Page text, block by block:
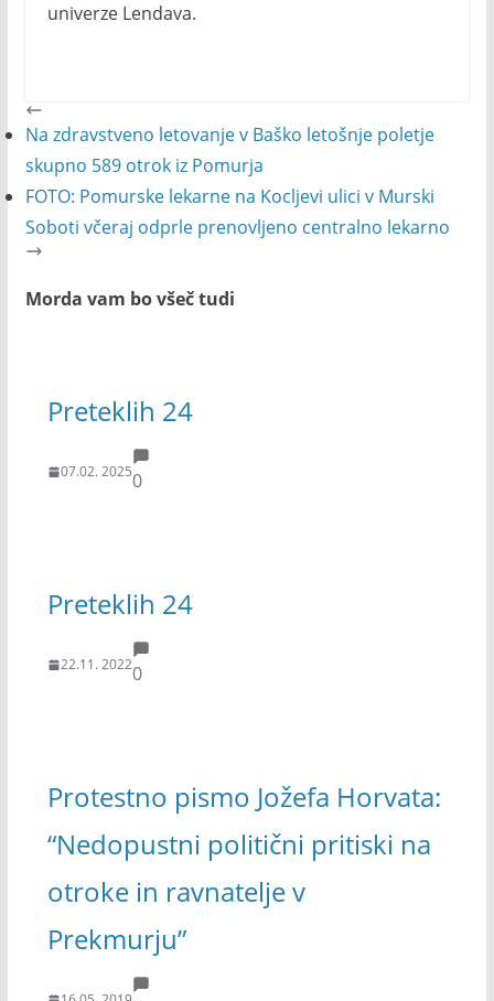
univerze Lendava.
Na zdravstveno letovanje v Baško letošnje poletje
skupno 589 otrok iz Pomurja
FOTO: Pomurske lekarne na Kocljevi ulici v Murski
Soboti včeraj odprle prenovljeno centralno lekarno
Morda vam bo všeč tudi
Preteklih 24
07.02. 20250
Preteklih 24
22.11. 20220
Protestno pismo Jožefa Horvata:
“Nedopustni politični pritiski na
otroke in ravnatelje v
Prekmurju”